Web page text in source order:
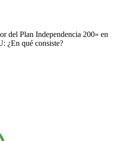
del Plan Independencia 200» en
¿En qué consiste?